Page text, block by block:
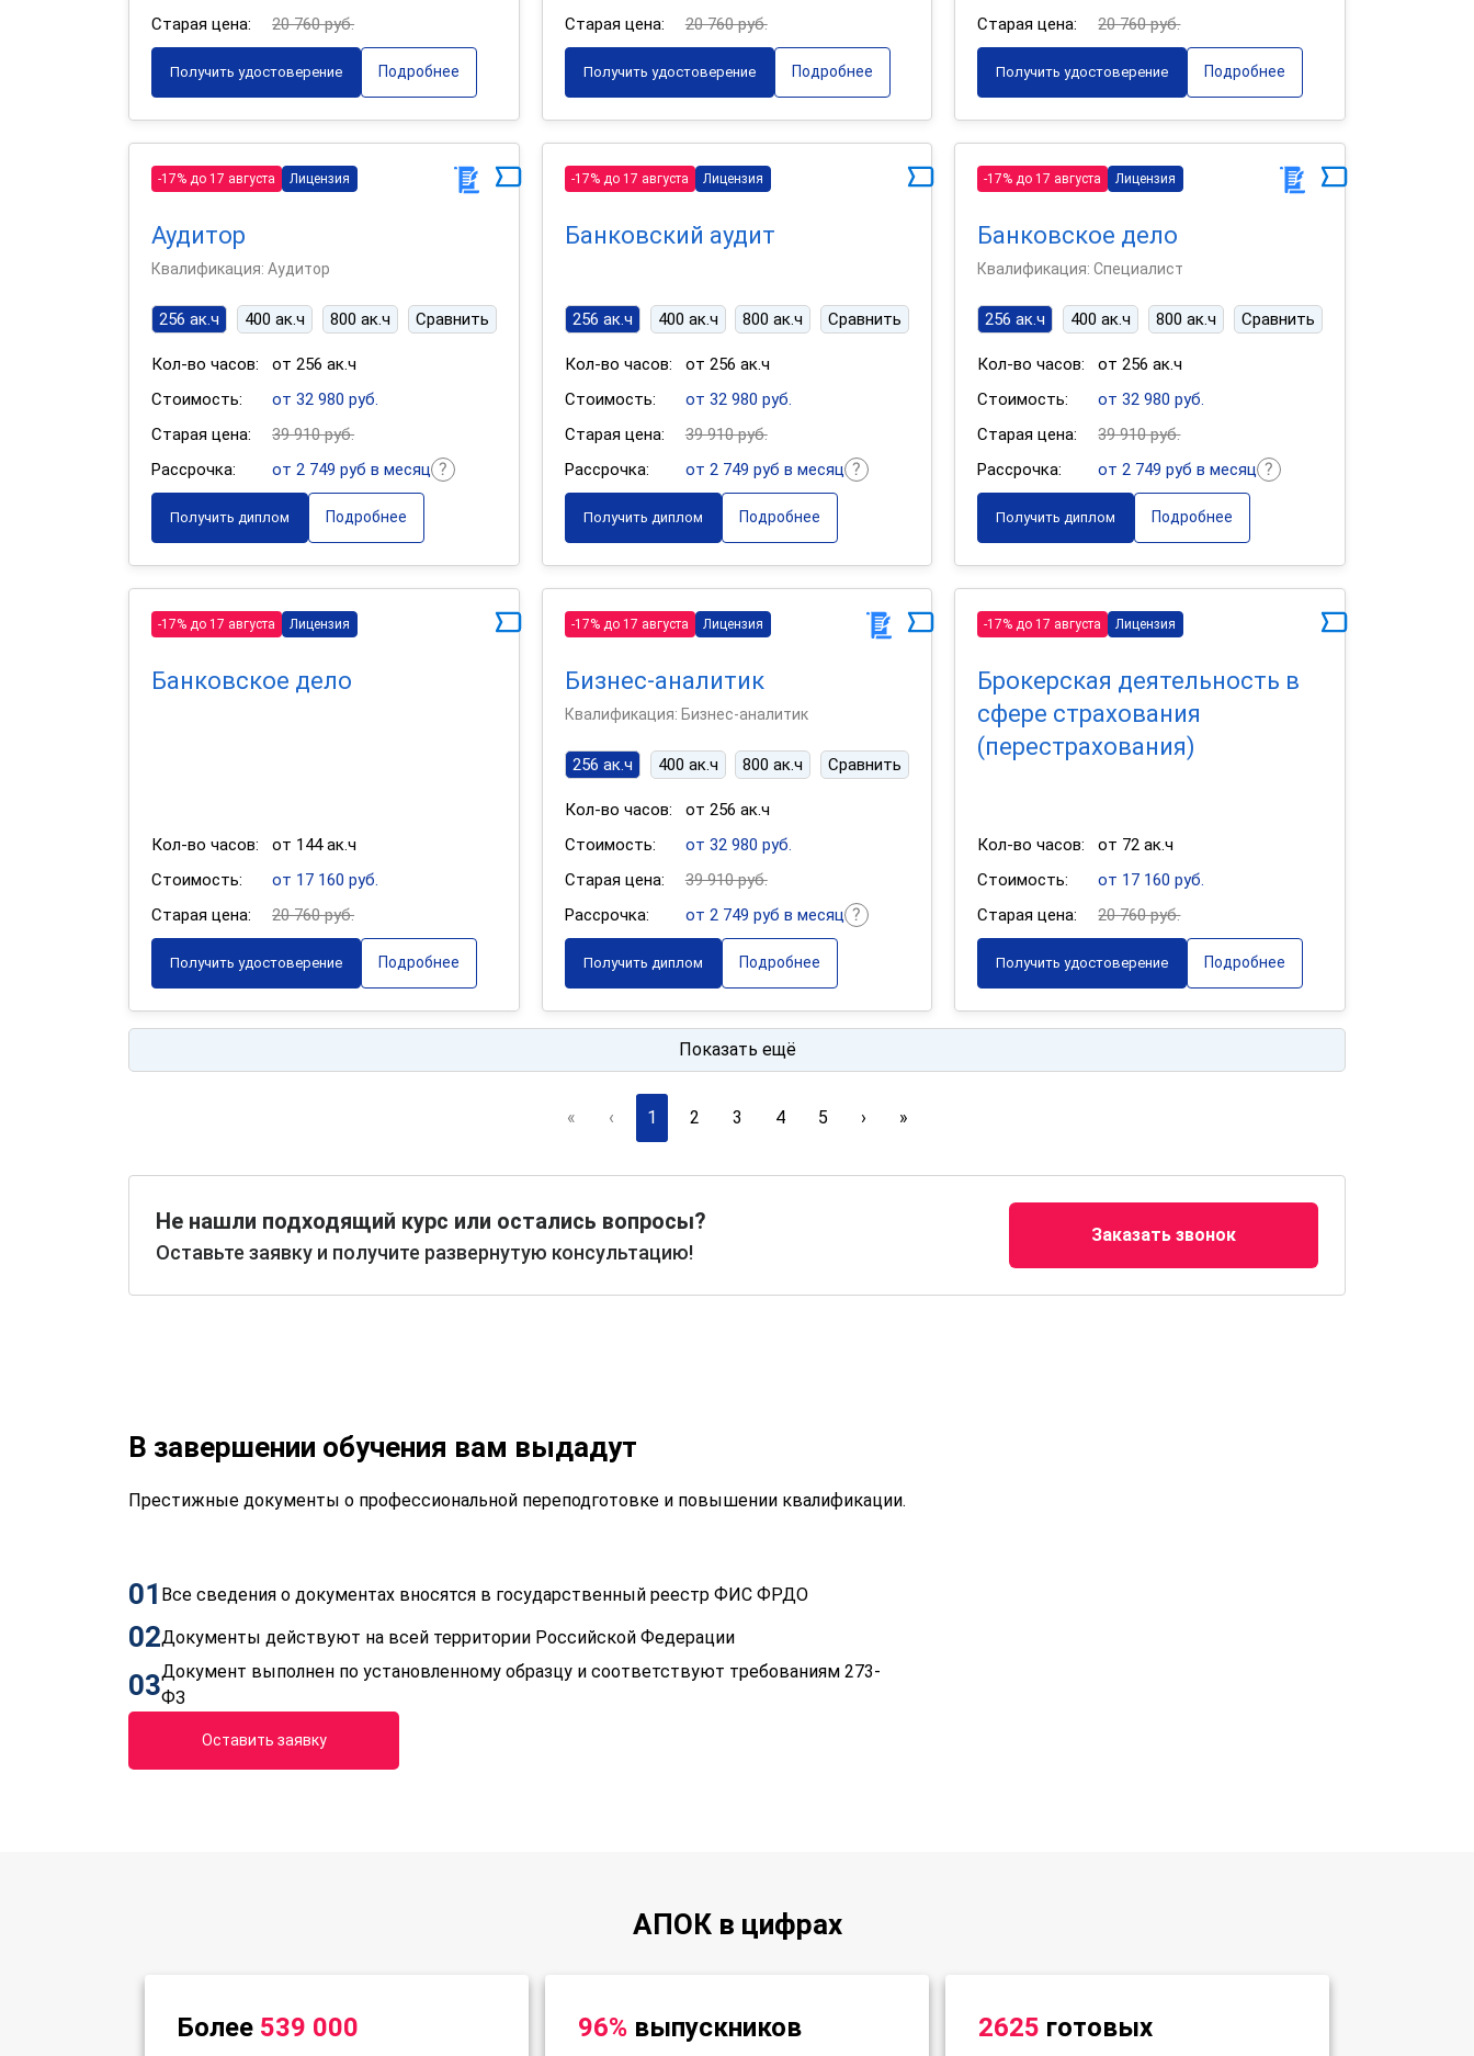
Старая цена:
20 760 руб.
Получить удостоверение Подробнее
Старая цена:
20 760 руб.
Получить удостоверение Подробнее
Старая цена:
20 760 руб.
Получить удостоверение Подробнее
-17% до 17 августа Лицензия
Аудитор
Квалификация: Аудитор
256 ак.ч 400 ак.ч 800 ак.ч Сравнить
Кол-во часов:
от 256 ак.ч
Стоимость:
от 32 980 руб.
Старая цена:
39 910 руб.
Рассрочка:
от 2 749 руб в месяц
Получить диплом Подробнее
-17% до 17 августа Лицензия
Банковский аудит
256 ак.ч 400 ак.ч 800 ак.ч Сравнить
Кол-во часов:
от 256 ак.ч
Стоимость:
от 32 980 руб.
Старая цена:
39 910 руб.
Рассрочка:
от 2 749 руб в месяц
Получить диплом Подробнее
-17% до 17 августа Лицензия
Банковское дело
Квалификация: Специалист
256 ак.ч 400 ак.ч 800 ак.ч Сравнить
Кол-во часов:
от 256 ак.ч
Стоимость:
от 32 980 руб.
Старая цена:
39 910 руб.
Рассрочка:
от 2 749 руб в месяц
Получить диплом Подробнее
-17% до 17 августа Лицензия
Банковское дело
Кол-во часов:
от 144 ак.ч
Стоимость:
от 17 160 руб.
Старая цена:
20 760 руб.
Получить удостоверение Подробнее
-17% до 17 августа Лицензия
Бизнес-аналитик
Квалификация: Бизнес-аналитик
256 ак.ч 400 ак.ч 800 ак.ч Сравнить
Кол-во часов:
от 256 ак.ч
Стоимость:
от 32 980 руб.
Старая цена:
39 910 руб.
Рассрочка:
от 2 749 руб в месяц
Получить диплом Подробнее
-17% до 17 августа Лицензия
Брокерская деятельность в
сфере страхования
(перестрахования)
Кол-во часов:
от 72 ак.ч
Стоимость:
от 17 160 руб.
Старая цена:
20 760 руб.
Получить удостоверение Подробнее
Показать ещё
« ‹ 1 2 3 4 5 › »
Не нашли подходящий курс или остались вопросы?
Оставьте заявку и получите развернутую консультацию!
Заказать звонок
В завершении обучения вам выдадут
Престижные документы о профессиональной переподготовке и повышении квалификации.
01 Все сведения о документах вносятся в государственный реестр ФИС ФРДО
02Документы действуют на всей территории Российской Федерации
03Документ выполнен по установленному образцу и соответствуют требованиям 273-
ФЗ
Оставить заявку
АПОК в цифрах
Более 539 000 96% выпускников 2625 готовых